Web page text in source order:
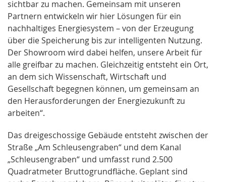
sichtbar zu machen. Gemeinsam mit unseren
Partnern entwickeln wir hier Lösungen für ein
nachhaltiges Energiesystem – von der Erzeugung
über die Speicherung bis zur intelligenten Nutzung.
Der Showroom wird dabei helfen, unsere Arbeit für
alle greifbar zu machen. Gleichzeitig entsteht ein Ort,
an dem sich Wissenschaft, Wirtschaft und
Gesellschaft begegnen können, um gemeinsam an
den Herausforderungen der Energiezukunft zu
arbeiten“.
Das dreigeschossige Gebäude entsteht zwischen der
Straße „Am Schleusengraben“ und dem Kanal
„Schleusengraben“ und umfasst rund 2.500
Quadratmeter Bruttogrundfläche. Geplant sind